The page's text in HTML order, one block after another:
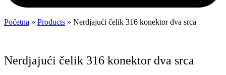
Početna » Products » Nerdjajući čelik 316 konektor dva srca
Nerdjajući čelik 316 konektor dva srca